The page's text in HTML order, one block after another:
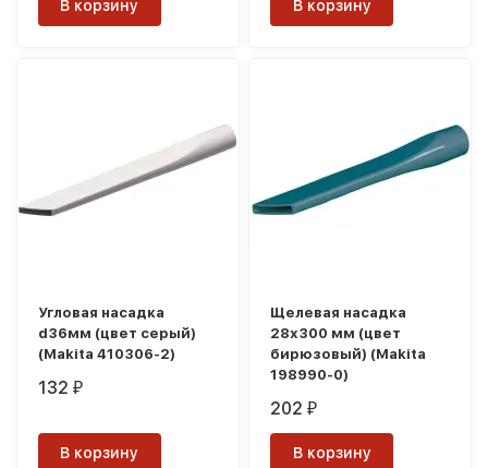
В корзину В корзину
Угловая насадка
d36мм (цвет серый)
(Makita 410306-2)
132₽
В корзину
Щелевая насадка
28х300 мм (цвет
бирюзовый) (Makita
198990-0)
202₽
В корзину